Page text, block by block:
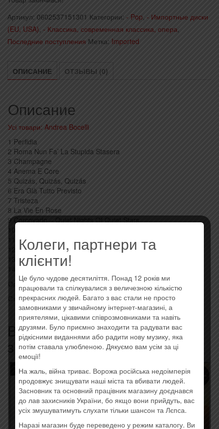
Артикул: 0602537151301 Категории: - Pop, - Импортные диски
(EU, USA) - Классика, современная классика, опера,
Последние поступления Метка: Imported
ОПИСАНИЕ ОТЗЫВЫ (0)
Описание
Усі товари: Andrea Bocelli
1 Perfidia
2 Roma Nun Fa’ La Stupida Stasera
3 Champagne
4 Anema E Core
5 Quizás, Quizás, Quizás
6 Era Già Tutto Previsto
7 Tristeza
8 La Vie En Rose
9 Corcovado – Quiet Nights Of Quiet Stars
11 Love In Portofino
12 Garota De Ipanema
13 Malafemmena
14 Love Me Tender
Оригинальный импортный диск, штрихкод: 0602537151301
Стиль: Vocal, Opera, Modern, Ballad
Возможно Вас также
заинтересует…
Товар закінчився!
Колеги, партнери та
клієнти!
Це було чудове десятиліття. Понад 12 років ми
працювали та спілкувалися з величезною кількістю
прекрасних людей. Багато з вас стали не просто
замовниками у звичайному інтернет-магазині, а
приятелями, цікавими співрозмовниками та навіть
друзями. Було приємно знаходити та радувати вас
рідкісними виданнями або радити нову музику, яка
потім ставала улюбленою. Дякуємо вам усім за ці
емоції!
На жаль, війна триває. Ворожа російська недоімперія
продовжує знищувати наші міста та вбивати людей.
Засновник та основний працівник магазину доєднався
до лав захисників України, бо якщо вони прийдуть, вас
усіх змушуватимуть слухати тільки шансон та Лєпса.
Наразі магазин буде переведено у режим каталогу. Ви